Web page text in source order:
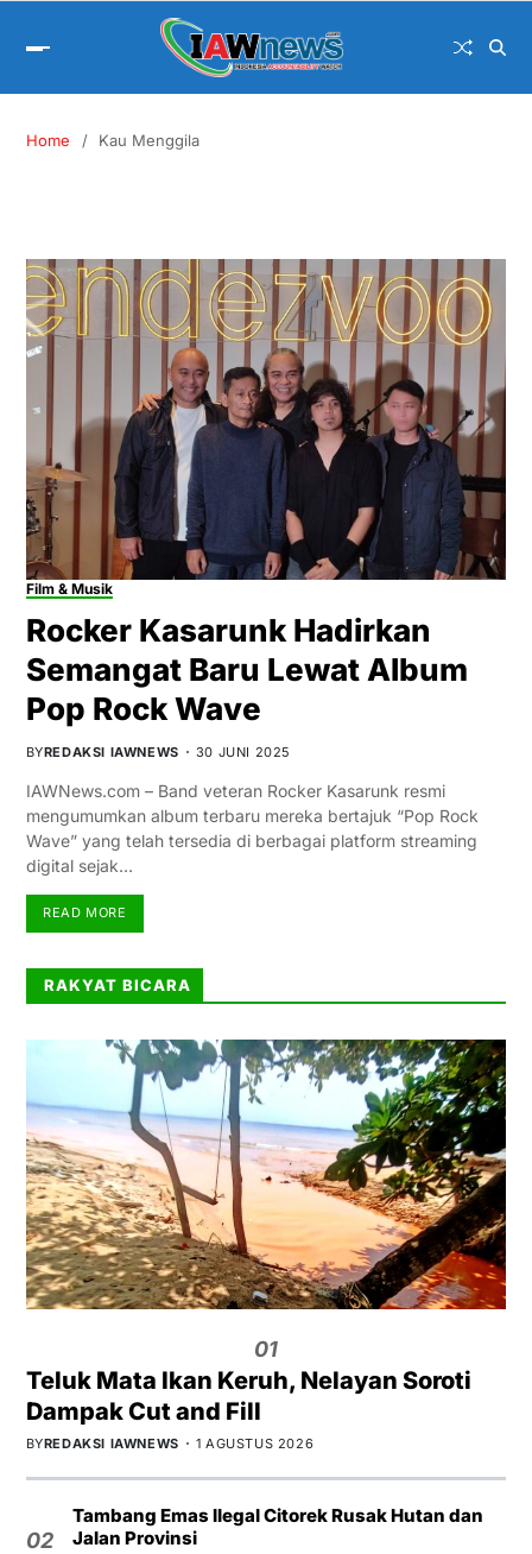
Home Kau Menggila
Film & Musik
Rocker Kasarunk Hadirkan
Semangat Baru Lewat Album
Pop Rock Wave
BYREDAKSI IAWNEWS 30 JUNI 2025
IAWNews.com – Band veteran Rocker Kasarunk resmi
mengumumkan album terbaru mereka bertajuk “Pop Rock
Wave” yang telah tersedia di berbagai platform streaming
digital sejak…
READ MORE
RAKYAT BICARA
01
Teluk Mata Ikan Keruh, Nelayan Soroti
Dampak Cut and Fill
BYREDAKSI IAWNEWS 1 AGUSTUS 2026
02
Tambang Emas Ilegal Citorek Rusak Hutan dan
Jalan Provinsi